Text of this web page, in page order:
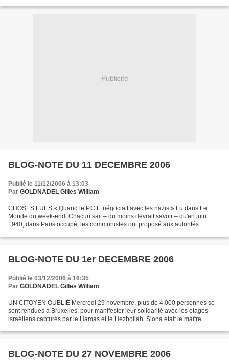
Publicité
BLOG-NOTE DU 11 DECEMBRE 2006
Publié le 11/12/2006 à 13:03
Par GOLDNADEL Gilles William
CHOSES LUES « Quand le P.C.F. négociait avec les nazis » Lu dans Le
Monde du week-end. Chacun sait – du moins devrait savoir – qu'en juin
1940, dans Paris occupé, les communistes ont proposé aux autorités
BLOG-NOTE DU 1er DECEMBRE 2006
Publié le 03/12/2006 à 16:35
Par GOLDNADEL Gilles William
UN CITOYEN OUBLIÉ Mercredi 29 novembre, plus de 4.000 personnes se
sont rendues à Bruxelles, pour manifester leur solidarité avec les otages
israéliens capturés par le Hamas et le Hezbollah. Siona était le maître
BLOG-NOTE DU 27 NOVEMBRE 2006